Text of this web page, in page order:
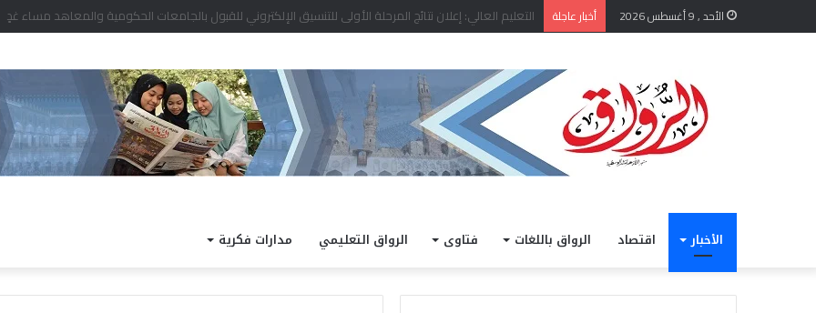
الأحد , 9 أغسطس 2026 أخبار عاجلة
الأخبار اقتصاد الرواق باللغات فتاوى الرواق التعليمي مدارات فكرية